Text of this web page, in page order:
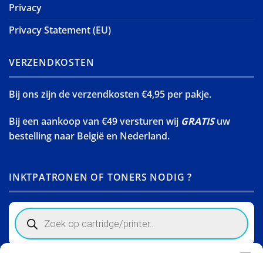
Privacy
Privacy Statement (EU)
VERZENDKOSTEN
Bij ons zijn de verzendkosten €4,95 per pakje.
Bij een aankoop van €49 versturen wij GRATISuw
bestelling naar België en Nederland.
INKTPATRONEN OF TONERS NODIG ?
Products
search